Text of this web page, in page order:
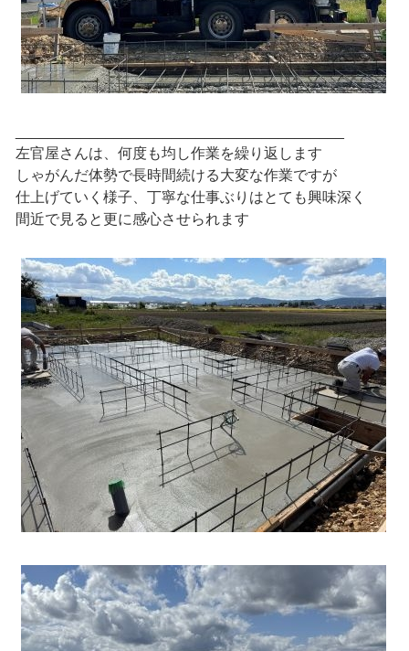
左官屋さんは、何度も均し作業を繰り返します
しゃがんだ体勢で長時間続ける大変な作業ですが
仕上げていく様子、丁寧な仕事ぶりはとても興味深く
間近で見ると更に感心させられます